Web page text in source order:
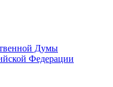
Думы
Федерации